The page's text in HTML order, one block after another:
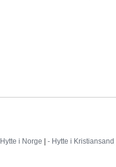
Hytte i Norge | - Hytte i Kristiansand